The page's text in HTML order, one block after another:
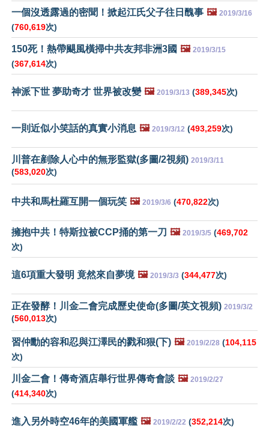
一個沒透露過的密聞！掀起江氏父子往日醜事 🖼️ 2019/3/16
(760,619次)
150死！熱帶颶風橫掃中共友邦非洲3國 🖼️ 2019/3/15
(367,614次)
神派下世 夢助奇才 世界被改變 🖼️ 2019/3/13 (389,345次)
一則近似小笑話的真實小消息 🖼️ 2019/3/12 (493,259次)
川普在剷除人心中的無形監獄(多圖/2視頻) 2019/3/11
(583,020次)
中共和馬杜羅互開一個玩笑 🖼️ 2019/3/6 (470,822次)
擁抱中共！特斯拉被CCP捅的第一刀 🖼️ 2019/3/5 (469,702
次)
這6項重大發明 竟然來自夢境 🖼️ 2019/3/3 (344,477次)
正在發酵！川金二會完成歷史使命(多圖/英文視頻) 2019/3/2
(560,013次)
習仲勳的容和忍與江澤民的戮和狠(下) 🖼️ 2019/2/28 (104,115
次)
川金二會！傳奇酒店舉行世界傳奇會談 🖼️ 2019/2/27
(414,340次)
進入另外時空46年的美國軍艦 🖼️ 2019/2/22 (352,214次)